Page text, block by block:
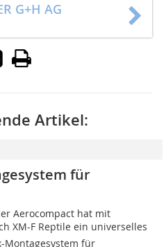
G+H AG
Artikel:
für
Aerocompact hat mit
XM-F Reptile ein universelles
Montagesystem für